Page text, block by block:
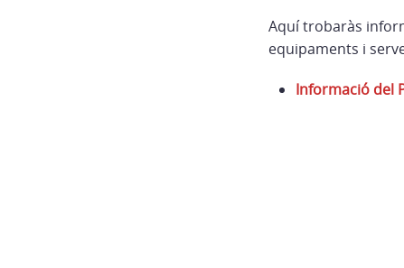
Aquí trobaràs
equipaments i
Informació del